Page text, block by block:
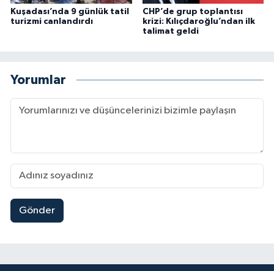
Kuşadası’nda 9 günlük tatil
turizmi canlandırdı
CHP’de grup toplantısı
krizi: Kılıçdaroğlu’ndan ilk
talimat geldi
Yorumlar
Gönder